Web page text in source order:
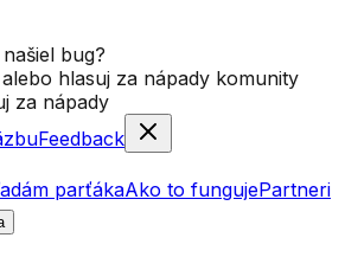
bug?
hlasuj za nápady komunity
za nápady
Feedback
parťákaAko to fungujePartneri